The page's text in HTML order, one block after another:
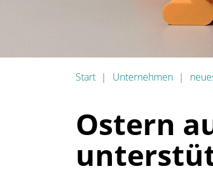
Start Unternehmen
Ostern